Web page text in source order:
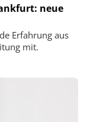
neue
Erfahrung aus
mit.